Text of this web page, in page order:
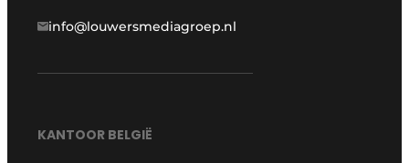
info@louwersmediagroep.nl
KANTOOR BELGIË